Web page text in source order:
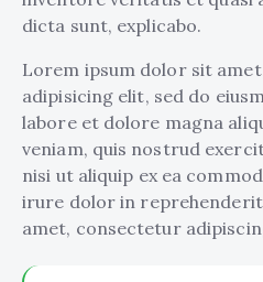
dicta sunt, explicabo.
Lorem ipsum dolor sit
adipisicing elit, sed do
labore et dolore magna
veniam, quis nostrud
nisi ut aliquip ex ea
irure dolor in
amet, consectetur